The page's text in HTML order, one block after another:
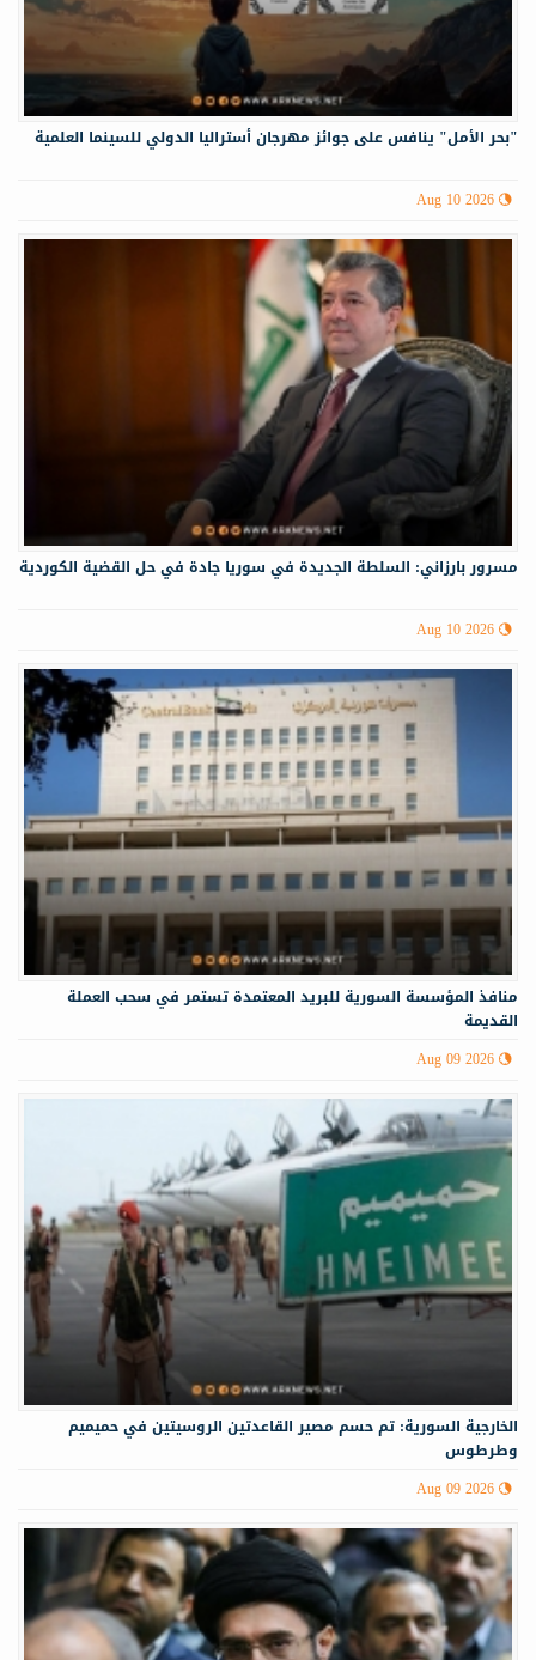
"بحر الأمل" ينافس على جوائز مهرجان أستراليا الدولي للسينما العلمية
Aug 10 2026
مسرور بارزاني: السلطة الجديدة في سوريا جادة في حل القضية الكوردية
Aug 10 2026
منافذ المؤسسة السورية للبريد المعتمدة تستمر في سحب العملة
القديمة
Aug 09 2026
الخارجية السورية: تم حسم مصير القاعدتين الروسيتين في حميميم
وطرطوس
Aug 09 2026